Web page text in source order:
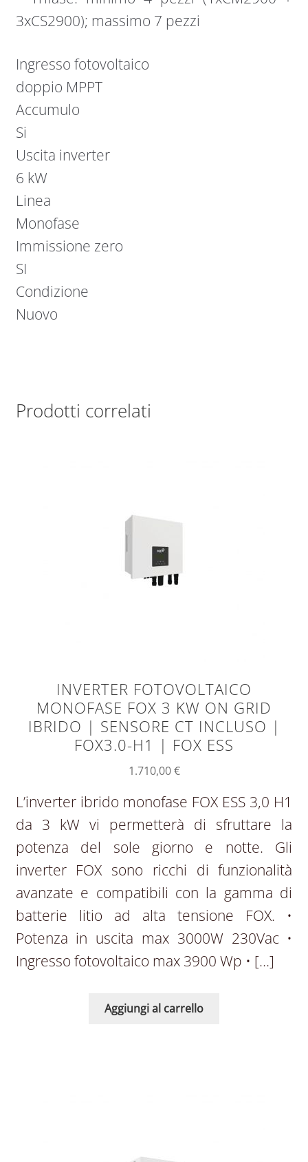
3xCS2900); massimo 7 pezzi
Ingresso fotovoltaico
doppio MPPT
Accumulo
Si
Uscita inverter
6 kW
Linea
Monofase
Immissione zero
SI
Condizione
Nuovo
Prodotti correlati
INVERTER FOTOVOLTAICO
MONOFASE FOX 3 KW ON GRID
IBRIDO | SENSORE CT INCLUSO |
FOX3.0-H1 | FOX ESS
1.710,00€
L’inverter ibrido monofase FOX ESS 3,0 H1
da 3 kW vi permetterà di sfruttare la
potenza del sole giorno e notte. Gli
inverter FOX sono ricchi di funzionalità
avanzate e compatibili con la gamma di
batterie litio ad alta tensione FOX. •
Potenza in uscita max 3000W 230Vac •
Ingresso fotovoltaico max 3900 Wp • […]
Aggiungi al carrello